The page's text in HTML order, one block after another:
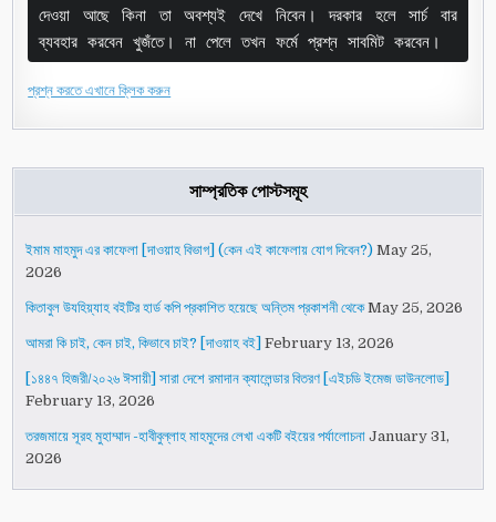
দেওয়া আছে কিনা তা অবশ্যই দেখে নিবেন। দরকার হলে সার্চ বার
ব্যবহার করবেন খুজঁতে। না পেলে তখন ফর্মে প্রশ্ন সাবমিট করবেন।
প্রশ্ন করতে এখানে ক্লিক করুন
সাম্প্রতিক পোস্টসমূহ
ইমাম মাহমুদ এর কাফেলা [দাওয়াহ বিভাগ] (কেন এই কাফেলায় যোগ দিবেন?) May 25,
2026
কিতাবুল উযহিয়্যাহ বইটির হার্ড কপি প্রকাশিত হয়েছে অন্তিম প্রকাশনী থেকে May 25, 2026
আমরা কি চাই, কেন চাই, কিভাবে চাই? [দাওয়াহ বই] February 13, 2026
[১৪৪৭ হিজরী/২০২৬ ঈসায়ী] সারা দেশে রমাদান ক্যালেন্ডার বিতরণ [এইচডি ইমেজ ডাউনলোড]
February 13, 2026
তরজমায়ে সূরহ মুহাম্মাদ -হাবীবুল্লাহ মাহমুদের লেখা একটি বইয়ের পর্যালোচনা January 31,
2026